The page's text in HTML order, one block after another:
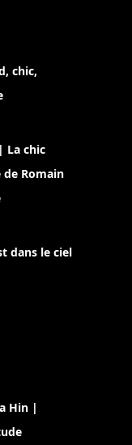
chic,
La chic
de Romain
dans le ciel
Hin |